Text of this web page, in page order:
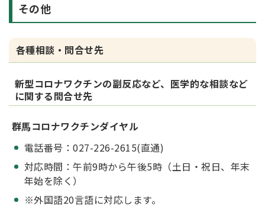
その他
各種相談・問合せ先
新型コロナワクチンの副反応など、医学的な相談など
に関する問合せ先
群馬コロナワクチンダイヤル
電話番号：027-226-2615(直通)
対応時間：午前9時から午後5時（土日・祝日、年末
年始を除く）
※外国語20言語に対応します。